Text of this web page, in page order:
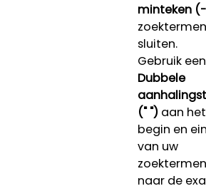
minteken
sluiten.
Gebruik een
Dubbele
(" ")aan het
begin en
van uw
naar de